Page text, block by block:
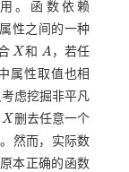
。函数依赖
属性之间的一种
X
X 和 A
A ，若任
属性取值也相
虑挖掘非平凡
X
X 删去任意一个
然而，实际数
本正确的函数